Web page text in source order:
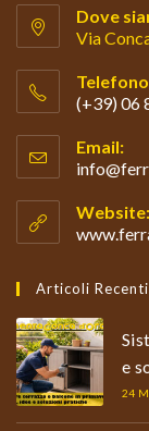
Dove
Via
(+39) 06
in
your
application
Email:
Website:
Articoli Recenti
e
24